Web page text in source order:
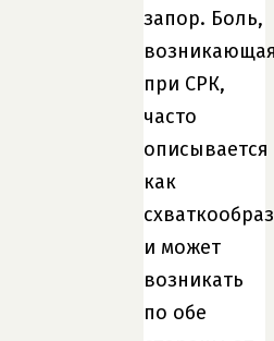
запор. Боль,
при СРК,
часто
описывается
как
и может
возникать
по обе